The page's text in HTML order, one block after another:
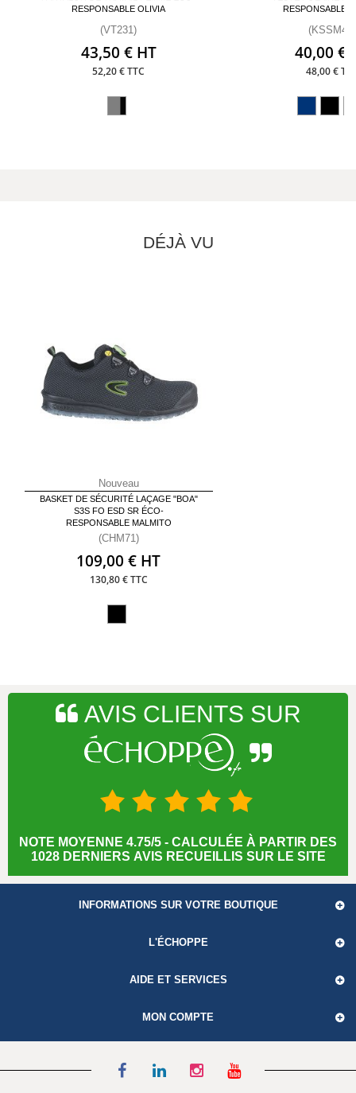
RESPONSABLE OLIVIA
(VT231)
43,50 € HT
52,20 € TTC
RESPONSABLE
(KSSM40)
40,00 €
48,00 €
DÉJÀ VU
Nouveau
BASKET DE SÉCURITÉ LAÇAGE "BOA"
S3S FO ESD SR ÉCO-
RESPONSABLE MALMITO
(CHM71)
109,00 € HT
130,80 € TTC
NOTE MOYENNE 4.75/5 - CALCULÉE À PARTIR DES
1028 DERNIERS AVIS RECUEILLIS SUR LE SITE
INFORMATIONS SUR VOTRE BOUTIQUE
L'ÉCHOPPE
AIDE ET SERVICES
MON COMPTE